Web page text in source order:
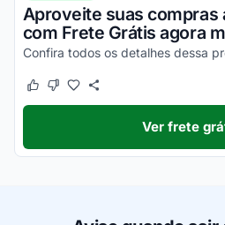
Aproveite suas compras
com Frete Grátis agora
Este cupom funcionou
Este cupom não funcionou
Ver frete